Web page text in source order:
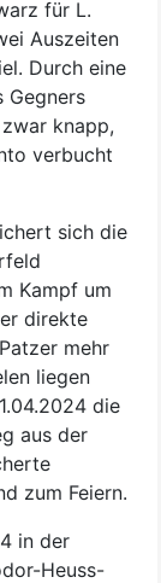
für L.
Auszeiten
Durch eine
Gegners
knapp,
verbucht
sich die
Kampf um
direkte
mehr
liegen
die
aus der
zum Feiern.
in der
Heuss-